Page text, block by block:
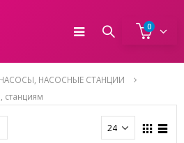
0
НАСОСНЫЕ СТАНЦИИ
станциям